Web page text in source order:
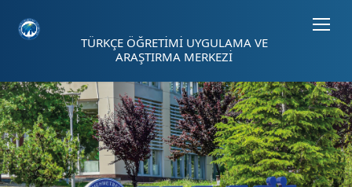
TÜRKÇE ÖĞRETİMİ UYGULAMA VE
ARAŞTIRMA MERKEZİ